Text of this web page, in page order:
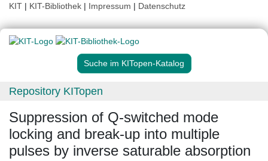
KIT | KIT-Bibliothek | Impressum | Datenschutz
Suche im KITopen-Katalog
Repository KITopen
Suppression of Q-switched mode
locking and break-up into multiple
pulses by inverse saturable absorption